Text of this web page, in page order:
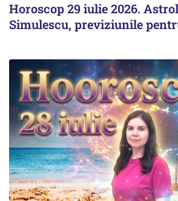
Horoscop 29 iulie 2026.
Simulescu, previziunile